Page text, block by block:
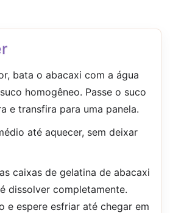
bata o abacaxi com a água
homogêneo. Passe o suco
e transfira para uma panela.
até aquecer, sem deixar
caixas de gelatina de abacaxi
dissolver completamente.
e espere esfriar até chegar em